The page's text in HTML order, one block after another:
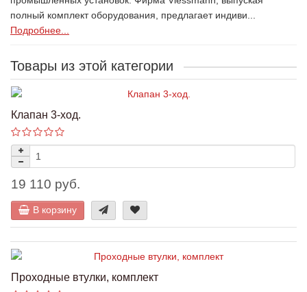
полный комплект оборудования, предлагает индиви...
Подробнее...
Товары из этой категории
Клапан 3-ход.
19 110 руб.
В корзину
Проходные втулки, комплект